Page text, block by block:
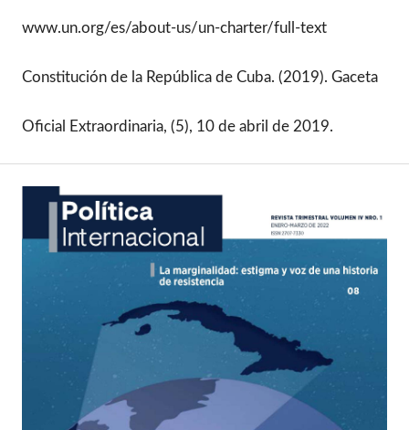
www.un.org/es/about-us/un-charter/full-text
Constitución de la República de Cuba. (2019). Gaceta
Oficial Extraordinaria, (5), 10 de abril de 2019.